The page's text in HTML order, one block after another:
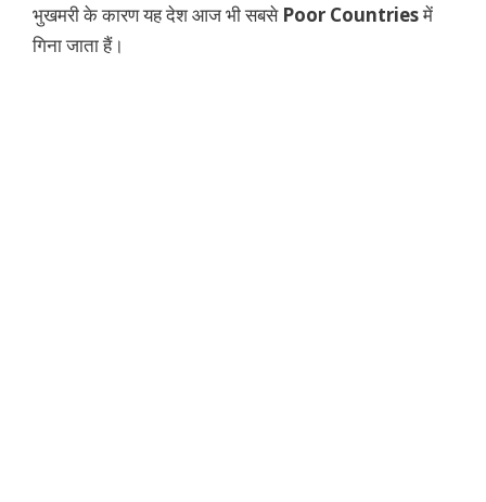
भुखमरी के कारण यह देश आज भी सबसे Poor Countriesमें
गिना जाता हैं।